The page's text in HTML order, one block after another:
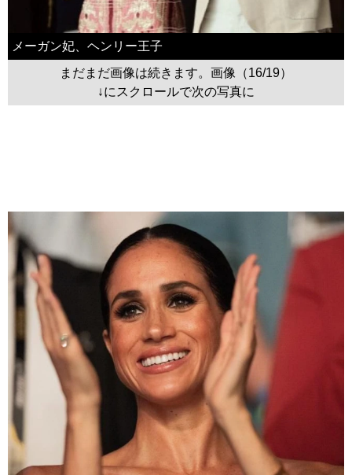
メーガン妃、ヘンリー王子
まだまだ画像は続きます。画像（16/19）
↓にスクロールで次の写真に